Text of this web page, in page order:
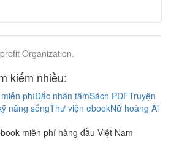
Organization.
kiếm nhiều:
phíĐắc nhân tâmSách PDFTruyện
năng sốngThư viện ebookNữ hoàng Ai
miễn phí hàng đầu Việt Nam